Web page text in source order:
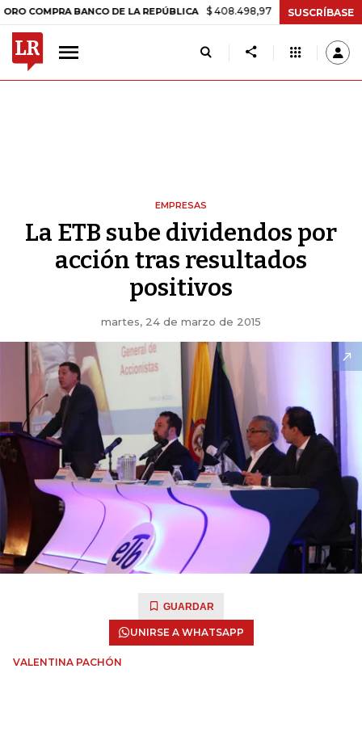
BANCO DE LA REPÚBLICA $ 408.498,97 +$ 8.753,81 +2,19%
SUSCRÍBASE
EMPRESAS
La ETB sube dividendos por
acción tras resultados
positivos
martes, 24 de marzo de 2015
GUARDAR
UNIRSE A WHATSAPP
VALENTINA PACHÓN